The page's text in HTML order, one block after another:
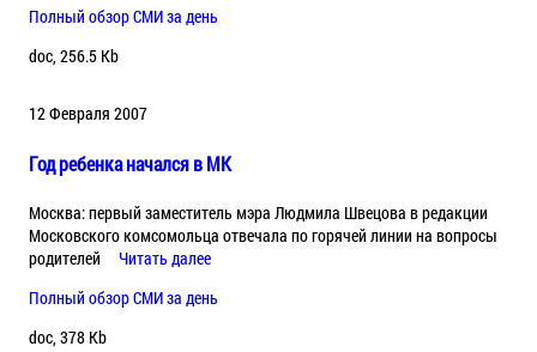
Полный обзор СМИ за день
doc, 256.5 Kb
12 Февраля 2007
Год ребенка начался в МК
Москва: первый заместитель мэра Людмила Швецова в редакции
Московского комсомольца отвечала по горячей линии на вопросы
родителей
Читать далее
Полный обзор СМИ за день
doc, 378 Kb